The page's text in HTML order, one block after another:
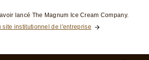
lancé The Magnum Ice Cream Company.
site institutionnel de l'entreprise